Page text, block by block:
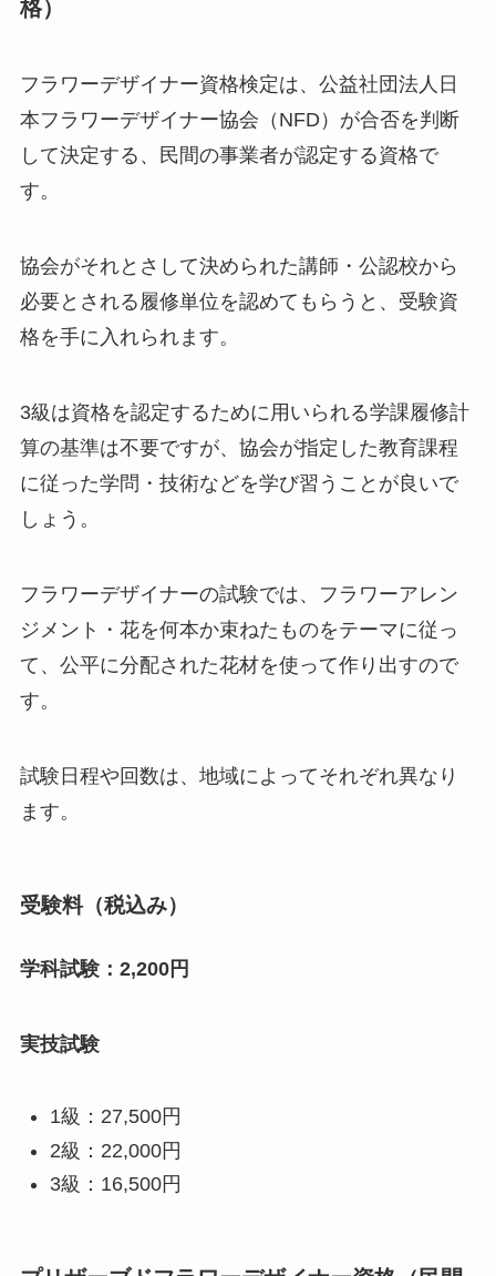
格）
フラワーデザイナー資格検定は、公益社団法人日
本フラワーデザイナー協会（NFD）が合否を判断
して決定する、民間の事業者が認定する資格で
す。
協会がそれとさして決められた講師・公認校から
必要とされる履修単位を認めてもらうと、受験資
格を手に入れられます。
3級は資格を認定するために用いられる学課履修計
算の基準は不要ですが、協会が指定した教育課程
に従った学問・技術などを学び習うことが良いで
しょう。
フラワーデザイナーの試験では、フラワーアレン
ジメント・花を何本か束ねたものをテーマに従っ
て、公平に分配された花材を使って作り出すので
す。
試験日程や回数は、地域によってそれぞれ異なり
ます。
受験料（税込み）
学科試験：2,200円
実技試験
1級：27,500円
2級：22,000円
3級：16,500円